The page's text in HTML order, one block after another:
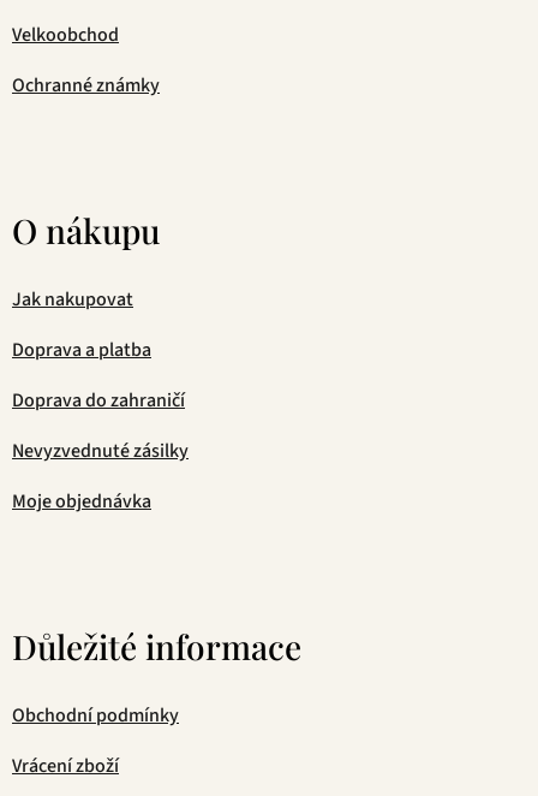
Velkoobchod
Ochranné známky
O nákupu
Jak nakupovat
Doprava a platba
Doprava do zahraničí
Nevyzvednuté zásilky
Moje objednávka
Důležité informace
Obchodní podmínky
Vrácení zboží